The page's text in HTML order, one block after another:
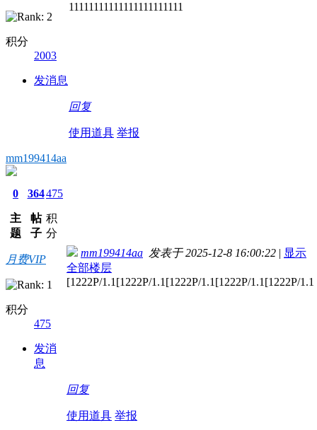
积分
2003
发消息
11111111111111111111111
回复
使用道具 举报
mm199414aa
0
主
题
364
帖
子
475
积
分
月费VIP
积分
475
发消
息
mm199414aa 发表于 2025-12-8 16:00:22 | 显示
全部楼层
[1222P/1.1[1222P/1.1[1222P/1.1[1222P/1.1[1222P/1.1
回复
使用道具 举报